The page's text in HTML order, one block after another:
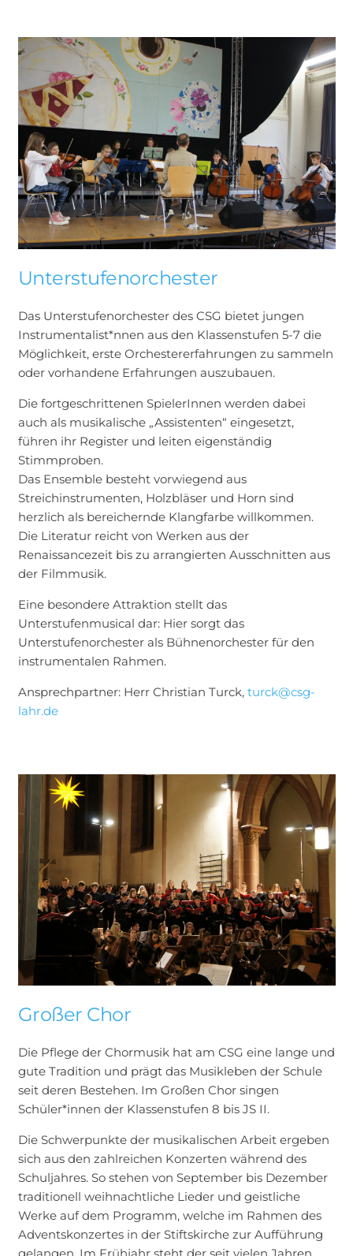
Unterstufenorchester
Das Unterstufenorchester des CSG bietet jungen
Instrumentalist*nnen aus den Klassenstufen 5-7 die
Möglichkeit, erste Orchestererfahrungen zu sammeln
oder vorhandene Erfahrungen auszubauen.
Die fortgeschrittenen SpielerInnen werden dabei
auch als musikalische „Assistenten“ eingesetzt,
führen ihr Register und leiten eigenständig
Stimmproben.
Das Ensemble besteht vorwiegend aus
Streichinstrumenten, Holzbläser und Horn sind
herzlich als bereichernde Klangfarbe willkommen.
Die Literatur reicht von Werken aus der
Renaissancezeit bis zu arrangierten Ausschnitten aus
der Filmmusik.
Eine besondere Attraktion stellt das
Unterstufenmusical dar: Hier sorgt das
Unterstufenorchester als Bühnenorchester für den
instrumentalen Rahmen.
Ansprechpartner: Herr Christian Turck, turck@csg-
lahr.de
Großer Chor
Die Pflege der Chormusik hat am CSG eine lange und
gute Tradition und prägt das Musikleben der Schule
seit deren Bestehen. Im Großen Chor singen
Schüler*innen der Klassenstufen 8 bis JS II.
Die Schwerpunkte der musikalischen Arbeit ergeben
sich aus den zahlreichen Konzerten während des
Schuljahres. So stehen von September bis Dezember
traditionell weihnachtliche Lieder und geistliche
Werke auf dem Programm, welche im Rahmen des
Adventskonzertes in der Stiftskirche zur Aufführung